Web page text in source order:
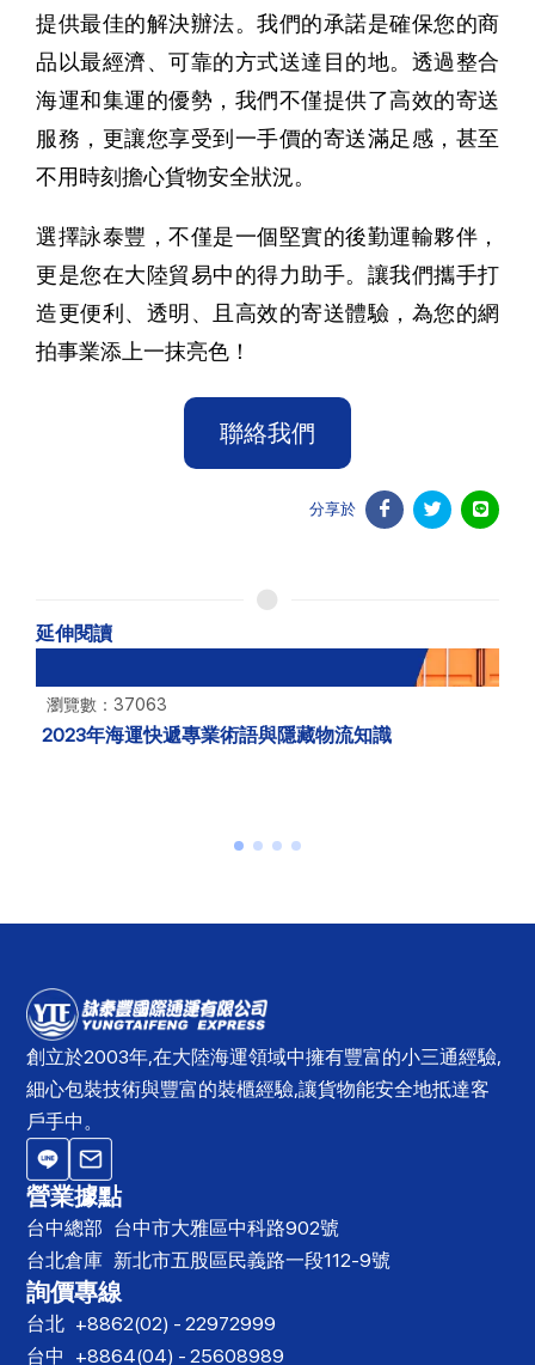
提供最佳的解決辦法。我們的承諾是確保您的商
品以最經濟、可靠的方式送達目的地。透過整合
海運和集運的優勢，我們不僅提供了高效的寄送
服務，更讓您享受到一手價的寄送滿足感，甚至
不用時刻擔心貨物安全狀況。
選擇詠泰豐，不僅是一個堅實的後勤運輸夥伴，
更是您在大陸貿易中的得力助手。讓我們攜手打
造更便利、透明、且高效的寄送體驗，為您的網
拍事業添上一抹亮色！
聯絡我們
分享於
延伸閱讀
瀏覽數：37063
2023年海運快遞專業術語與隱藏物流知識
創立於2003年,在大陸海運領域中擁有豐富的小三通經驗,
細心包裝技術與豐富的裝櫃經驗,讓貨物能安全地抵達客
戶手中。
營業據點
台中總部 台中市大雅區中科路902號
台北倉庫 新北市五股區民義路一段112-9號
詢價專線
台北 +8862(02) - 22972999
台中 +8864(04) - 25608989